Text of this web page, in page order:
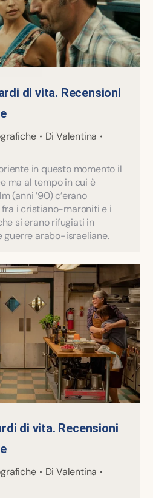
di vita. Recensioni
DiValentina
in questo momento il
ma al tempo in cui è
(anni ’90) c’erano
i cristiano-maroniti e i
si erano rifugiati in
guerre arabo-israeliane.
di vita. Recensioni
DiValentina